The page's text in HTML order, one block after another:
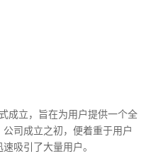
成立，旨在为用户提供一个全
司成立之初，便着重于用户
吸引了大量用户。